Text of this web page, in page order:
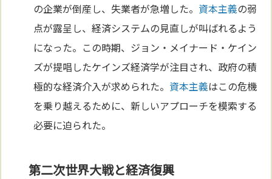
の企業が倒産し、失業者が急増した。 資本主義の弱
点が露呈し、経済システムの見直しが叫ばれるよう
になった。この時期、ジョン・メイナード・ケイン
ズが提唱したケインズ経済学が注目され、政府の積
極的な経済介入が求められた。 資本主義はこの危機
を乗り越えるために、新しいアプローチを模索する
必要に迫られた。
第二次世界大戦と経済復興